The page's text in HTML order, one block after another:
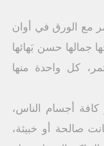
مع الورق في أوان
جمالها حسن بَهائها
كل واحدة منها
أجسام الناس،
صالحة أو خبيثة،